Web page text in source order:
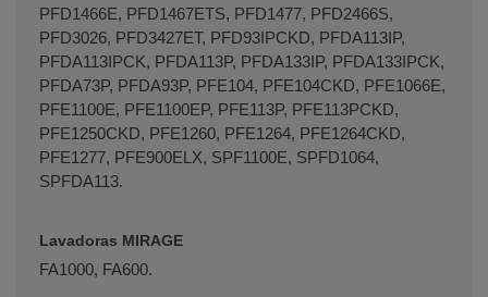
PFD1466E, PFD1467ETS, PFD1477, PFD2466S,
PFD3026, PFD3427ET, PFD93IPCKD, PFDA113IP,
PFDA113IPCK, PFDA113P, PFDA133IP, PFDA133IPCK,
PFDA73P, PFDA93P, PFE104, PFE104CKD, PFE1066E,
PFE1100E, PFE1100EP, PFE113P, PFE113PCKD,
PFE1250CKD, PFE1260, PFE1264, PFE1264CKD,
PFE1277, PFE900ELX, SPF1100E, SPFD1064,
SPFDA113.
Lavadoras MIRAGE
FA1000, FA600.